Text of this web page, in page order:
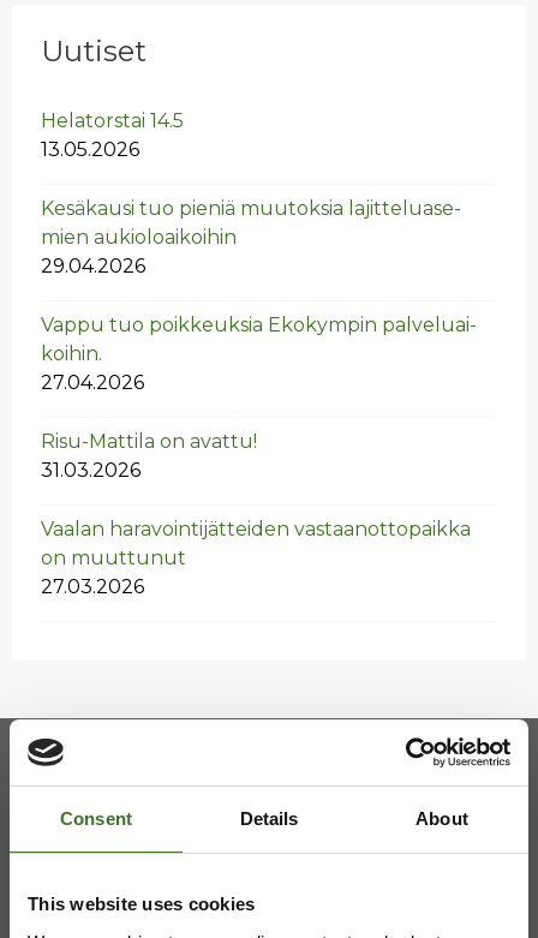
Consent Details About
This website uses cookies
Uutiset
He­la­tors­tai 14.5
13.05.2026
Ke­sä­kausi tuo pie­niä muu­tok­sia la­jit­te­lua­se­
mien au­kio­loai­koi­hin
29.04.2026
Vappu tuo poik­keuk­sia Eko­kym­pin pal­ve­luai­
koi­hin.
27.04.2026
Risu-Mat­ti­la on avat­tu!
31.03.2026
Vaa­lan ha­ra­voin­ti­jät­tei­den vas­taan­ot­to­paik­ka
on muut­tu­nut
27.03.2026
Viestitie 2, 87700 Kajaani
08 636 611,info@ekokymppi.fi